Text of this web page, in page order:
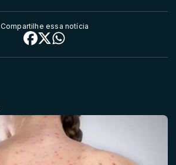
Compartilhe essa notícia